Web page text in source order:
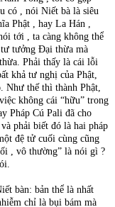
có , nói Niết bà là siêu
Phật , hay La Hán ,
tới , ta càng không thể
tưởng Đại thừa mà
Phải thấy là cái lỗi
khả tư nghị của Phật,
Như thế thì thành Phật,
không cái “hữu” trong
Pháp Cú Pali đã cho
phải biết đó là hai pháp
đệ tử cuối cùng cũng
, vô thường” là nói gì ?
bàn: bản thể là nhất
chỉ là bụi bám mà